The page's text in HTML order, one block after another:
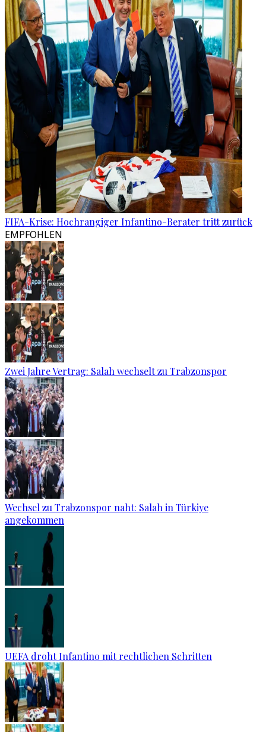
FIFA-Krise: Hochrangiger Infantino-Berater tritt zurück
EMPFOHLEN
Zwei Jahre Vertrag: Salah wechselt zu Trabzonspor
Wechsel zu Trabzonspor naht: Salah in Türkiye
angekommen
UEFA droht Infantino mit rechtlichen Schritten